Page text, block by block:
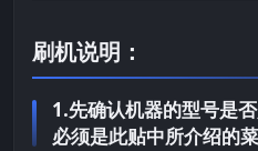
刷机说明：
1.先确认机器的型号是
必须是此贴中所介绍的菜